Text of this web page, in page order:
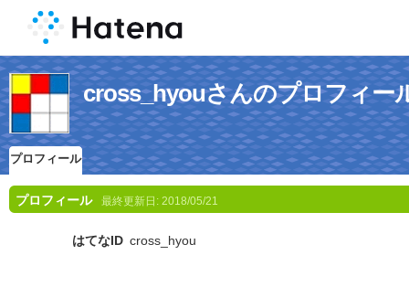
cross_hyouさんのプロフィー
プロフィール
プロフィール 最終更新日: 2018/05/21
はてなID cross_hyou